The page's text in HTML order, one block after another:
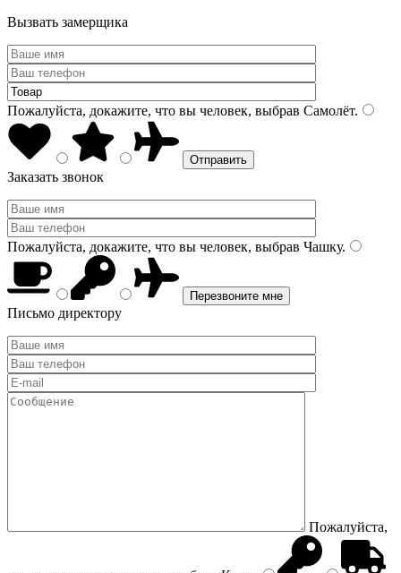
Вызвать замерщика
Пожалуйста, докажите, что вы человек, выбрав Самолёт.
Заказать звонок
Пожалуйста, докажите, что вы человек, выбрав Чашку.
Письмо директору
Пожалуйста,